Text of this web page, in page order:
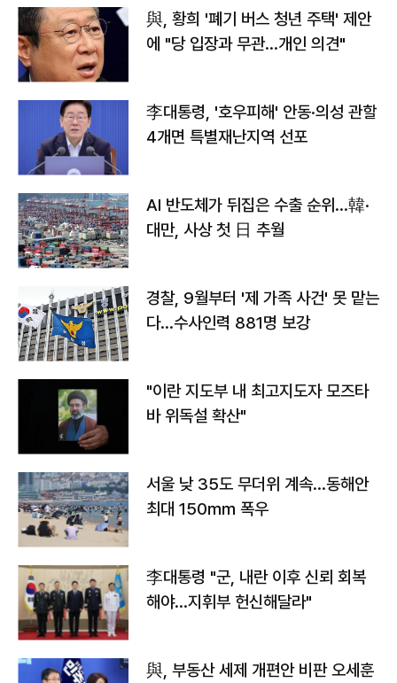
與, 황희 '폐기 버스 청년 주택' 제안
에 "당 입장과 무관…개인 의견"
李대통령, '호우피해' 안동·의성 관할
4개면 특별재난지역 선포
AI 반도체가 뒤집은 수출 순위…韓·
대만, 사상 첫 日 추월
경찰, 9월부터 '제 가족 사건' 못 맡는
다…수사인력 881명 보강
"이란 지도부 내 최고지도자 모즈타
바 위독설 확산"
서울 낮 35도 무더위 계속…동해안
최대 150㎜ 폭우
李대통령 "군, 내란 이후 신뢰 회복
해야…지휘부 헌신해달라"
與, 부동산 세제 개편안 비판 오세훈